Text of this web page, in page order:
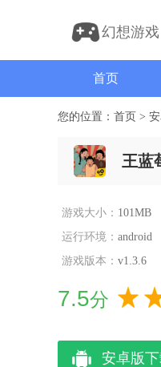
幻想游戏
首页
您的位置： 首页 >
王蓝
游戏大小： 101MB
运行环境： android
游戏版本： v1.3.6
7.5分
安卓版